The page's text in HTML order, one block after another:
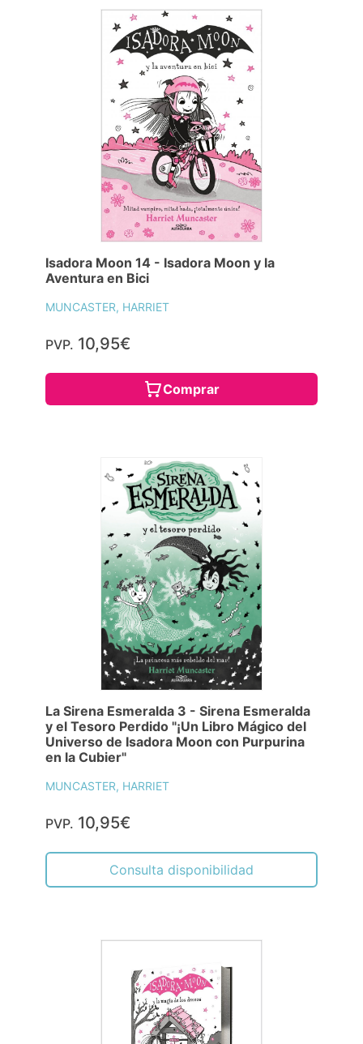
Isadora Moon 14 - Isadora Moon y la
Aventura en Bici
MUNCASTER, HARRIET
PVP. 10,95€
Comprar
La Sirena Esmeralda 3 - Sirena Esmeralda
y el Tesoro Perdido "¡Un Libro Mágico del
Universo de Isadora Moon con Purpurina
en la Cubier"
MUNCASTER, HARRIET
PVP. 10,95€
Consulta disponibilidad